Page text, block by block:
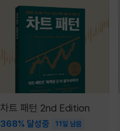
차트 패턴 2nd Edition
368% 달성중 11일 남음